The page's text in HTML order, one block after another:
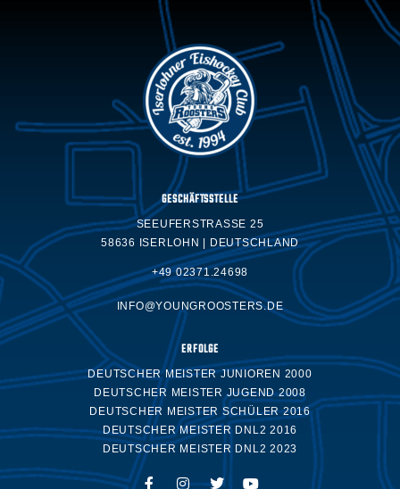
GESCHÄFTSSTELLE
SEEUFERSTRASSE 25
58636 ISERLOHN | DEUTSCHLAND
+49 02371.24698
INFO@YOUNGROOSTERS.DE
ERFOLGE
DEUTSCHER MEISTER JUNIOREN 2000
DEUTSCHER MEISTER JUGEND 2008
DEUTSCHER MEISTER SCHÜLER 2016
DEUTSCHER MEISTER DNL2 2016
DEUTSCHER MEISTER DNL2 2023